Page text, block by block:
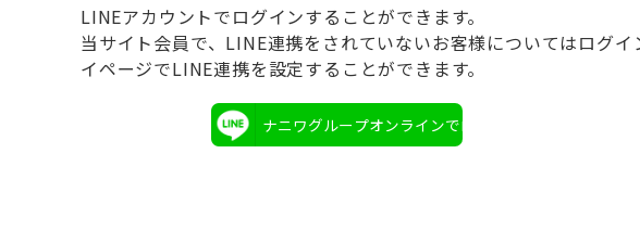
LINEアカウントでログインすることができます。
当サイト会員で、LINE連携をされていないお客様についてはログイ
イページでLINE連携を設定することができます。
ナニワグループオンラインでログイン